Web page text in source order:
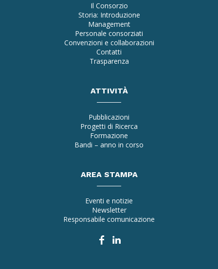
Il Consorzio
Storia: Introduzione
Management
Personale consorziati
Convenzioni e collaborazioni
Contatti
Trasparenza
ATTIVITÀ
Pubblicazioni
Progetti di Ricerca
Formazione
Bandi – anno in corso
AREA STAMPA
Eventi e notizie
Newsletter
Responsabile comunicazione